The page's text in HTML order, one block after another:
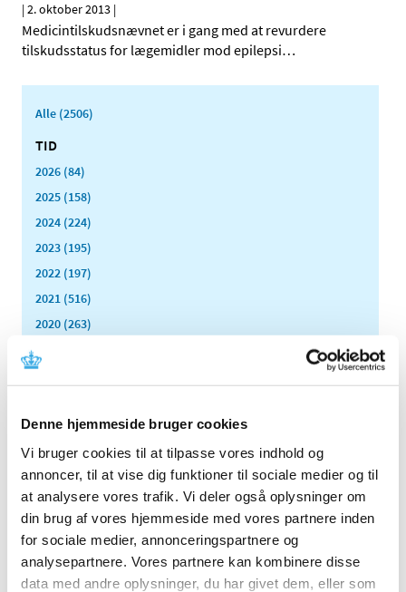
Denne hjemmeside bruger cookies
Vi bruger cookies til at tilpasse vores indhold og
annoncer, til at vise dig funktioner til sociale medier og til
at analysere vores trafik. Vi deler også oplysninger om
din brug af vores hjemmeside med vores partnere inden
for sociale medier, annonceringspartnere og
analysepartnere. Vores partnere kan kombinere disse
data med andre oplysninger, du har givet dem, eller som
|2. oktober 2013 |
Medicintilskudsnævnet er i gang med at revurdere
tilskudsstatus for lægemidler mod epilepsi…
Alle (2506)
TID
2026 (84)
2025 (158)
2024 (224)
2023 (195)
2022 (197)
2021 (516)
2020 (263)
2018 (150)
2016 (167)
2015 (33)
2014 (44)
2013 (49)
december (4)
november (5)
oktober (3)